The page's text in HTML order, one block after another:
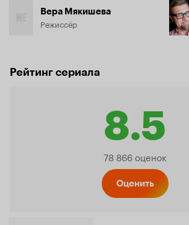
Вера Мякишева
Режиссёр
Рейтинг сериала
8.5
78 866 оценок
Оценить